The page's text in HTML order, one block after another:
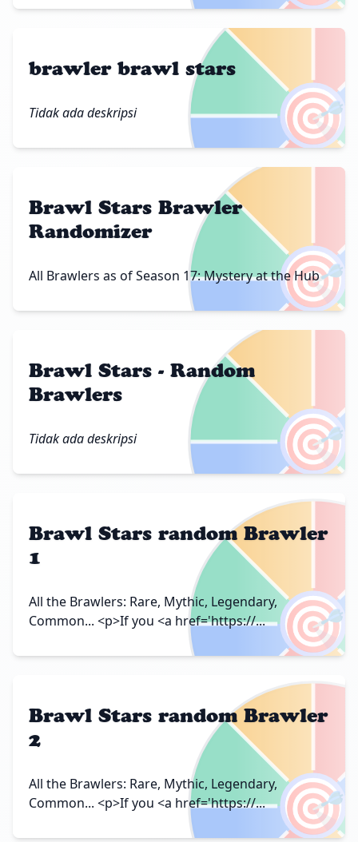
🎯
brawler brawl stars
Tidak ada deskripsi
🎯
Brawl Stars Brawler
Randomizer
All Brawlers as of Season 17: Mystery at the Hub
🎯
Brawl Stars - Random
Brawlers
Tidak ada deskripsi
🎯
Brawl Stars random Brawler
1
All the Brawlers: Rare, Mythic, Legendary,
Common... <p>If you <a href='https://...
🎯
Brawl Stars random Brawler
2
All the Brawlers: Rare, Mythic, Legendary,
Common... <p>If you <a href='https://...